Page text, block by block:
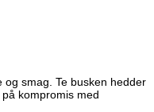
smag. Te busken hedder
kompromis med